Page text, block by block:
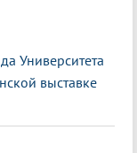
Университета
выставке